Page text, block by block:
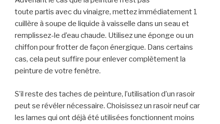
toute partis avec du vinaigre, mettez immédiatement 1
cuillère à soupe de liquide à vaisselle dans un seau et
remplissez-le d’eau chaude. Utilisez une éponge ou un
chiffon pour frotter de façon énergique. Dans certains
cas, cela peut suffire pour enlever complètement la
peinture de votre fenêtre.
S’il reste des taches de peinture, l’utilisation d’un rasoir
peut se révéler nécessaire. Choisissez un rasoir neuf car
les lames qui ont déjà été utilisées fonctionnent moins